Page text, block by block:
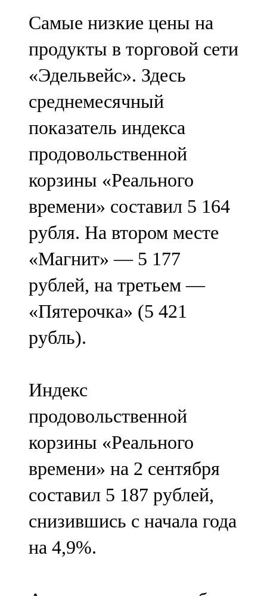
71,42 FM
Сарман
107,8 FM
Теләче
106,1 FM
Түбән Кама
102,6 FM
Чирмешән
107,7 FM
Чистай
103,0 FM
Чүпрәле
91,0 FM
102,3 FM
Яңа чишмә
107,0 FM
Яр Чаллы
105,5 FM
Самые низкие цены на
продукты в торговой сети
«Эдельвейс». Здесь
среднемесячный
показатель индекса
продовольственной
корзины «Реального
времени» составил 5 164
рубля. На втором месте
«Магнит» — 5 177
рублей, на третьем —
«Пятерочка» (5 421
рубль).
Индекс
продовольственной
корзины «Реального
времени» на 2 сентября
составил 5 187 рублей,
снизившись с начала года
на 4,9%.